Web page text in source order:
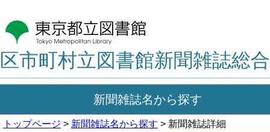
区市町村立図書館新聞雑誌総
新聞雑誌名から探す
トップページ > 新聞雑誌名から探す > 新聞雑誌詳細